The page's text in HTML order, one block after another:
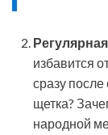
избавится
сразу
щетка?
народной